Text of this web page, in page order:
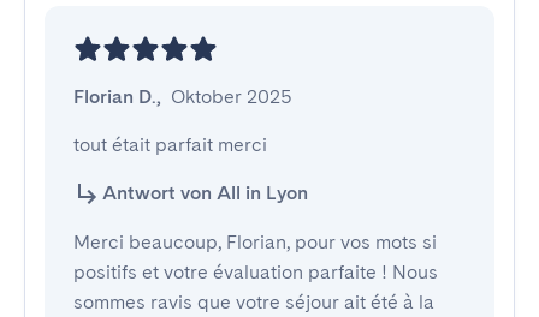
Florian D., Oktober 2025
tout était parfait merci
Antwort von All in Lyon
Merci beaucoup, Florian, pour vos mots si
positifs et votre évaluation parfaite ! Nous
sommes ravis que votre séjour ait été à la